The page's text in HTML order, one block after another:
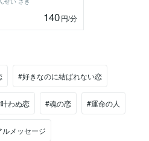
140円/分
#好きなのに結ばれない恋
わぬ恋 #魂の恋 #運命の人
メッセージ